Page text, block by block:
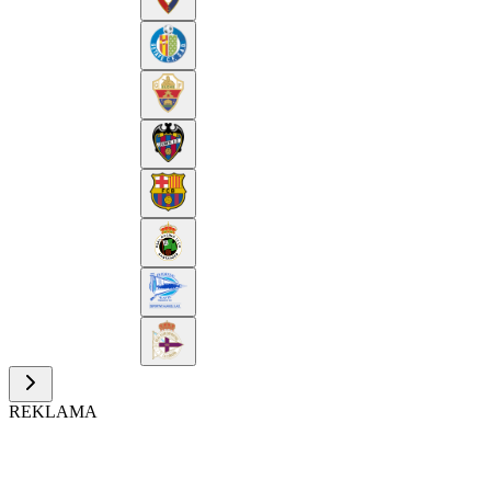
REKLAMA